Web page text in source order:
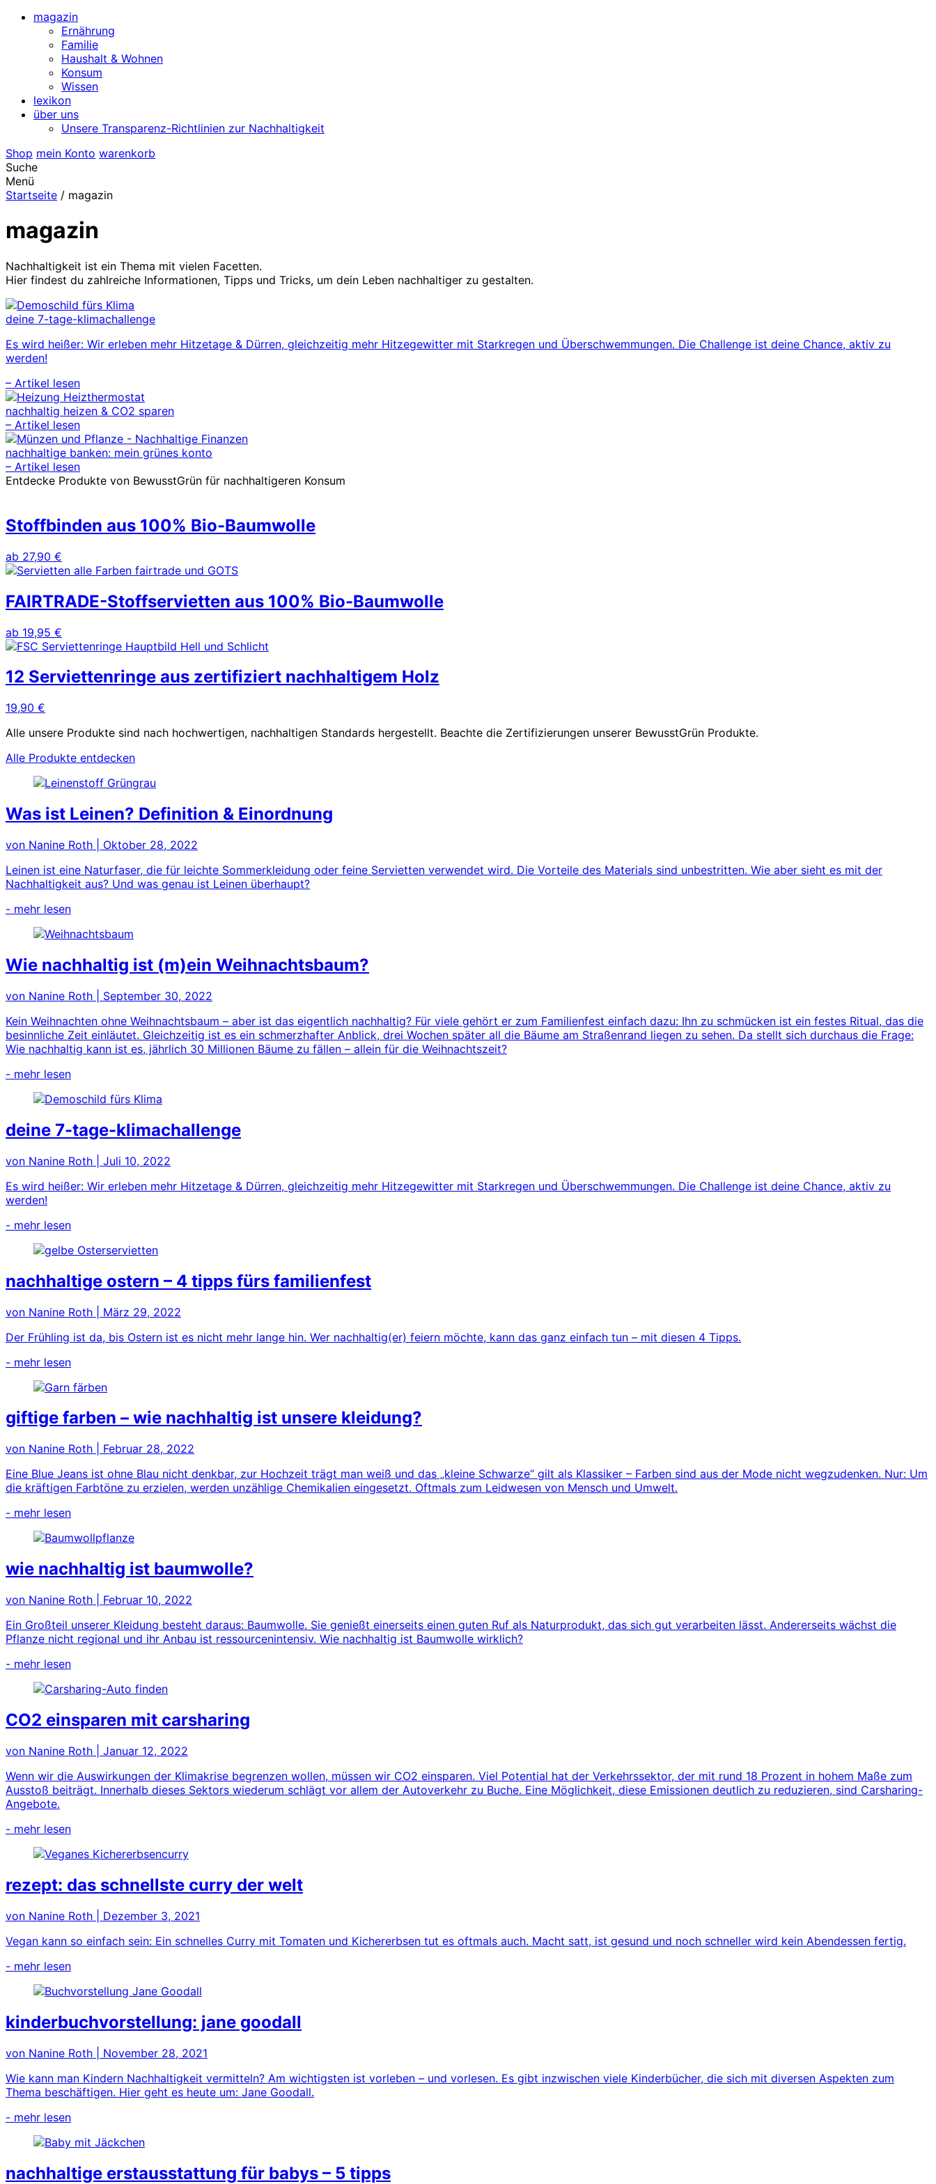
magazin
Ernährung
Familie
Haushalt & Wohnen
Konsum
Wissen
lexikon
über uns
Unsere Transparenz-Richtlinien zur Nachhaltigkeit
Shop mein Konto warenkorb
Suche
Menü
Startseite / magazin
magazin
Nachhaltigkeit ist ein Thema mit vielen Facetten.
Hier findest du zahlreiche Informationen, Tipps und Tricks, um dein Leben nachhaltiger zu gestalten.
deine 7-tage-klimachallenge
Es wird heißer: Wir erleben mehr Hitzetage & Dürren, gleichzeitig mehr Hitzegewitter mit Starkregen und Überschwemmungen. Die Challenge ist deine Chance, aktiv zu
werden!
– Artikel lesen
nachhaltig heizen & CO2 sparen
– Artikel lesen
nachhaltige banken: mein grünes konto
– Artikel lesen
Entdecke Produkte von BewusstGrün für nachhaltigeren Konsum
Stoffbinden aus 100% Bio-Baumwolle
ab 27,90 €
FAIRTRADE-Stoffservietten aus 100% Bio-Baumwolle
ab 19,95 €
12 Serviettenringe aus zertifiziert nachhaltigem Holz
19,90 €
Alle unsere Produkte sind nach hochwertigen, nachhaltigen Standards hergestellt. Beachte die Zertifizierungen unserer BewusstGrün Produkte.
Alle Produkte entdecken
Was ist Leinen? Definition & Einordnung
von Nanine Roth
Oktober 28, 2022
Leinen ist eine Naturfaser, die für leichte Sommerkleidung oder feine Servietten verwendet wird. Die Vorteile des Materials sind unbestritten. Wie aber sieht es mit der
Nachhaltigkeit aus? Und was genau ist Leinen überhaupt?
- mehr lesen
Wie nachhaltig ist (m)ein Weihnachtsbaum?
von Nanine Roth
September 30, 2022
Kein Weihnachten ohne Weihnachtsbaum – aber ist das eigentlich nachhaltig? Für viele gehört er zum Familienfest einfach dazu: Ihn zu schmücken ist ein festes Ritual, das die
besinnliche Zeit einläutet. Gleichzeitig ist es ein schmerzhafter Anblick, drei Wochen später all die Bäume am Straßenrand liegen zu sehen. Da stellt sich durchaus die Frage:
Wie nachhaltig kann ist es, jährlich 30 Millionen Bäume zu fällen – allein für die Weihnachtszeit?
- mehr lesen
deine 7-tage-klimachallenge
von Nanine Roth
Juli 10, 2022
Es wird heißer: Wir erleben mehr Hitzetage & Dürren, gleichzeitig mehr Hitzegewitter mit Starkregen und Überschwemmungen. Die Challenge ist deine Chance, aktiv zu
werden!
- mehr lesen
nachhaltige ostern – 4 tipps fürs familienfest
von Nanine Roth
März 29, 2022
Der Frühling ist da, bis Ostern ist es nicht mehr lange hin. Wer nachhaltig(er) feiern möchte, kann das ganz einfach tun – mit diesen 4 Tipps.
- mehr lesen
giftige farben – wie nachhaltig ist unsere kleidung?
von Nanine Roth
Februar 28, 2022
Eine Blue Jeans ist ohne Blau nicht denkbar, zur Hochzeit trägt man weiß und das „kleine Schwarze“ gilt als Klassiker – Farben sind aus der Mode nicht wegzudenken. Nur: Um
die kräftigen Farbtöne zu erzielen, werden unzählige Chemikalien eingesetzt. Oftmals zum Leidwesen von Mensch und Umwelt.
- mehr lesen
wie nachhaltig ist baumwolle?
von Nanine Roth
Februar 10, 2022
Ein Großteil unserer Kleidung besteht daraus: Baumwolle. Sie genießt einerseits einen guten Ruf als Naturprodukt, das sich gut verarbeiten lässt. Andererseits wächst die
Pflanze nicht regional und ihr Anbau ist ressourcenintensiv. Wie nachhaltig ist Baumwolle wirklich?
- mehr lesen
CO2 einsparen mit carsharing
von Nanine Roth
Januar 12, 2022
Wenn wir die Auswirkungen der Klimakrise begrenzen wollen, müssen wir CO2 einsparen. Viel Potential hat der Verkehrssektor, der mit rund 18 Prozent in hohem Maße zum
Ausstoß beiträgt. Innerhalb dieses Sektors wiederum schlägt vor allem der Autoverkehr zu Buche. Eine Möglichkeit, diese Emissionen deutlich zu reduzieren, sind Carsharing-
Angebote.
- mehr lesen
rezept: das schnellste curry der welt
von Nanine Roth
Dezember 3, 2021
Vegan kann so einfach sein: Ein schnelles Curry mit Tomaten und Kichererbsen tut es oftmals auch. Macht satt, ist gesund und noch schneller wird kein Abendessen fertig.
- mehr lesen
kinderbuchvorstellung: jane goodall
von Nanine Roth
November 28, 2021
Wie kann man Kindern Nachhaltigkeit vermitteln? Am wichtigsten ist vorleben – und vorlesen. Es gibt inzwischen viele Kinderbücher, die sich mit diversen Aspekten zum
Thema beschäftigen. Hier geht es heute um: Jane Goodall.
- mehr lesen
nachhaltige erstausstattung für babys – 5 tipps